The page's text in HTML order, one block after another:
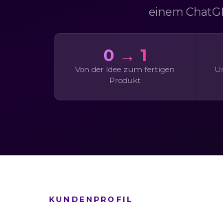
einem
0 → 1
Von der Idee zum fertigen
Produkt
KUNDENPROFIL